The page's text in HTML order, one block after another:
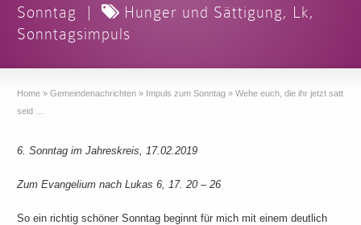
Sonntag
| Hunger und Sättigung, Lk,
Sonntagsimpuls
Home » Gemeindenachrichten » Impuls zum Sonntag » Wehe euch, die ihr jetzt satt
seid …
6. Sonntag im Jahreskreis, 17.02.2019
Zum Evangelium nach Lukas 6, 17. 20 – 26
So ein richtig schöner Sonntag beginnt für mich mit einem deutlich